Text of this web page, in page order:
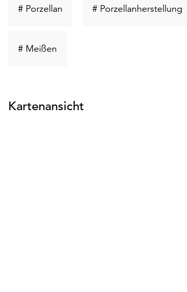
# Porzellan Schlüsselwort# Porzellanherstellung
# Meißen
Kartenansicht